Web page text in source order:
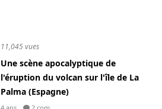
11,045 vues
Une scène apocalyptique de
l'éruption du volcan sur l'île de La
Palma (Espagne)